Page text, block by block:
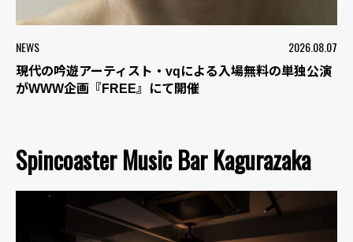
NEWS 2026.08.07
現代の吟遊アーティスト・vqによる入場無料の単独公演
がWWW企画『FREE』にて開催
Spincoaster Music Bar Kagurazaka